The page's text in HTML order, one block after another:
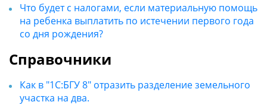
Что будет с налогами, если материальную помощь
на ребенка выплатить по истечении первого года
со дня рождения?
Справочники
Как в "1С:БГУ 8" отразить разделение земельного
участка на два.